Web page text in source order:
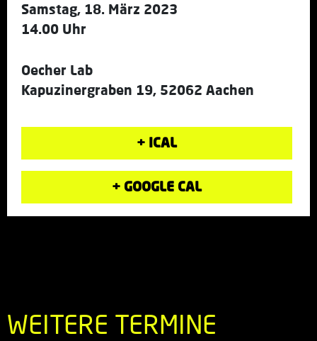
Samstag, 18. März 2023
14.00 Uhr
Oecher Lab
Kapuzinergraben 19, 52062 Aachen
+ ICAL
+ GOOGLE CAL
WEITERE TERMINE